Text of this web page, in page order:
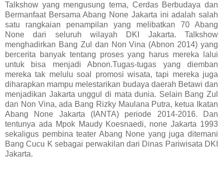
Talkshow yang mengusung tema, Cerdas Berbudaya dan
Bermanfaat Bersama Abang None Jakarta ini adalah salah
satu rangkaian penampilan yang melibatkan 70 Abang
None dari seluruh wilayah DKI Jakarta. Talkshow
menghadirkan Bang Zul dan Non Vina (Abnon 2014) yang
bercerita banyak tentang proses yang harus mereka lalui
untuk bisa menjadi Abnon.Tugas-tugas yang diemban
mereka tak melulu soal promosi wisata, tapi mereka juga
diharapkan mampu melestarikan budaya daerah Betawi dan
menjadikan Jakarta unggul di mata dunia. Selain Bang Zul
dan Non Vina, ada Bang Rizky Maulana Putra, ketua Ikatan
Abang None Jakarta (IANTA) periode 2014-2016. Dan
tentunya ada Mpok Maudy Koesnaedi, none Jakarta 1993
sekaligus pembina teater Abang None yang juga ditemani
Bang Cucu K sebagai perwakilan dari Dinas Pariwisata DKI
Jakarta.